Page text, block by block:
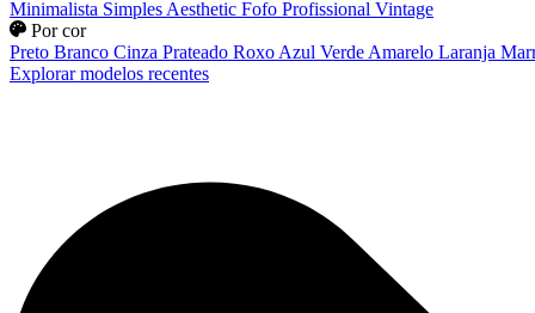
Minimalista Simples Aesthetic Fofo Profissional Vintage
Por cor
Preto Branco Cinza Prateado Roxo Azul Verde Amarelo Laranja
Explorar modelos recentes